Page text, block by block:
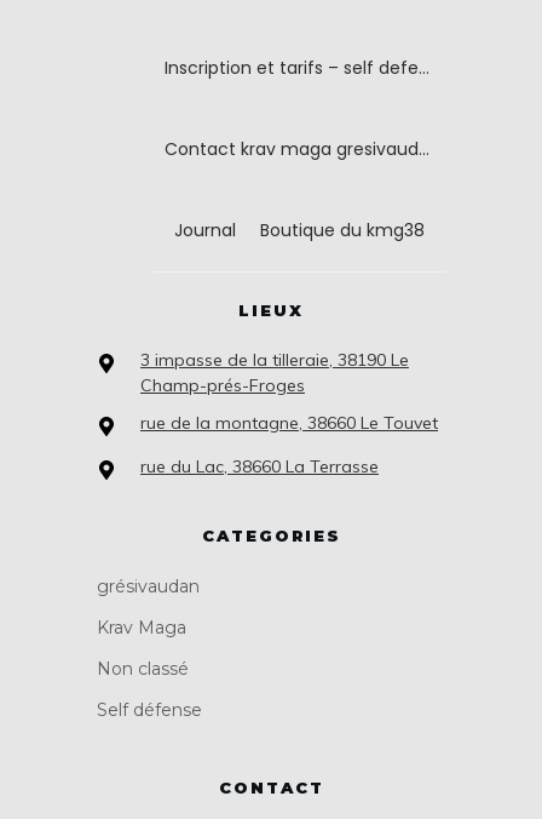
Inscription et tarifs – self defense
Contact krav maga gresivaudan
Journal Boutique du kmg38
LIEUX
3 impasse de la tilleraie, 38190 Le
Champ-prés-Froges
rue de la montagne, 38660 Le Touvet
rue du Lac, 38660 La Terrasse
CATEGORIES
grésivaudan
Krav Maga
Non classé
Self défense
CONTACT